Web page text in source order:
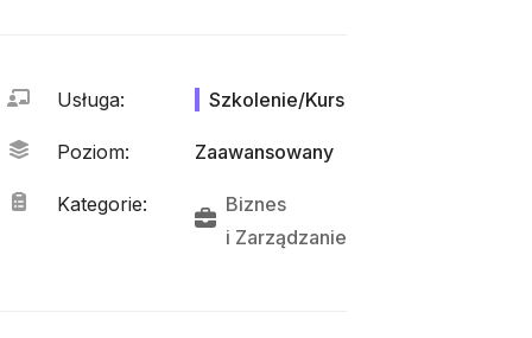
Usługa: Szkolenie/Kurs
Poziom: Zaawansowany
Kategorie:
Biznes
i Zarządzanie